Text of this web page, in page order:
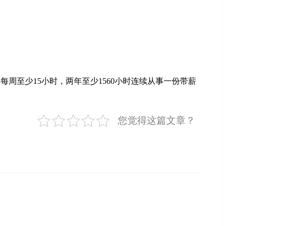
周至少15小时，两年至少1560小时连续从事一份带薪
您觉得这篇文章？